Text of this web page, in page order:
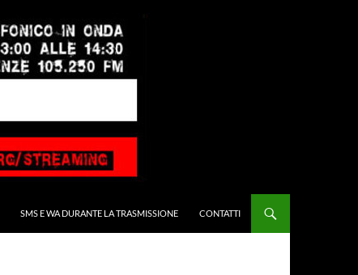
SMS E WA DURANTE LA TRASMISSIONE CONTATTI